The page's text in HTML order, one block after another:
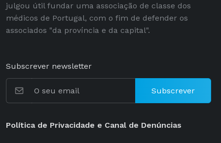
julgou útil fundar uma associação de classe dos
médicos de Portugal, com o fim de defender os
associados "da província e da capital".
Subscrever newsletter
Subscrever
Política de Privacidade e Canal de Denúncias